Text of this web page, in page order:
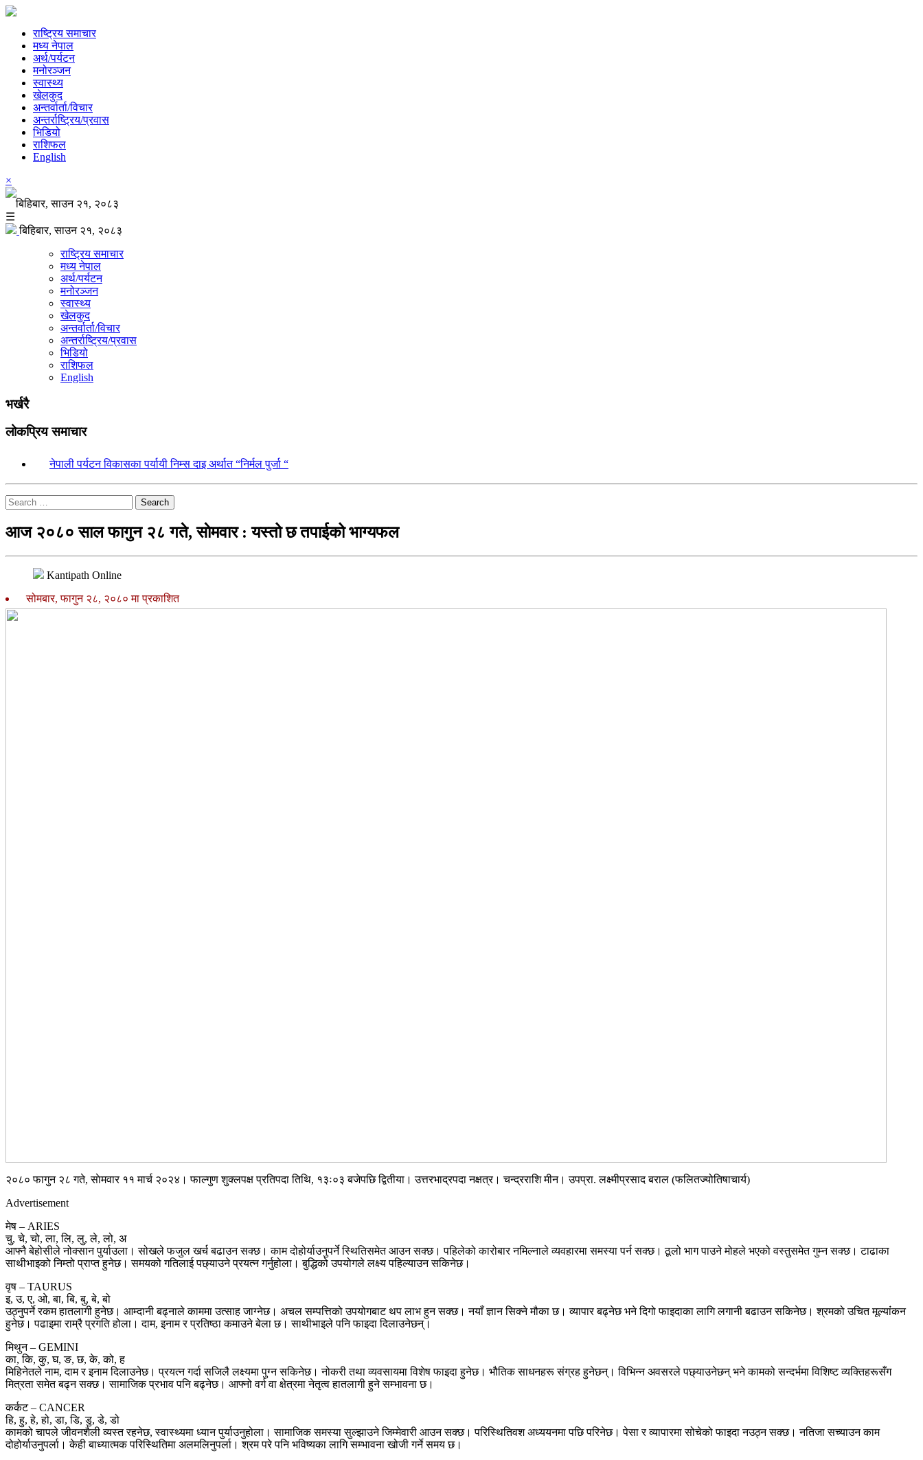
राष्ट्रिय समाचार
मध्य नेपाल
अर्थ/पर्यटन
मनोरञ्जन
स्वास्थ्य
खेलकुद
अन्तर्वार्ता/विचार
अन्तर्राष्ट्रिय/प्रवास
भिडियो
राशिफल
English
×
बिहिबार, साउन २१, २०८३
☰
बिहिबार, साउन २१, २०८३
राष्ट्रिय समाचार
मध्य नेपाल
अर्थ/पर्यटन
मनोरञ्जन
स्वास्थ्य
खेलकुद
अन्तर्वार्ता/विचार
अन्तर्राष्ट्रिय/प्रवास
भिडियो
राशिफल
English
भर्खरै
लोकप्रिय समाचार
नेपाली पर्यटन विकासका पर्यायी निम्स दाइ अर्थात “निर्मल पुर्जा “
Search
आज २०८० साल फागुन २८ गते, साेमवार : यस्तो छ तपाईको भाग्यफल
Kantipath Online
सोमबार, फागुन २८, २०८० मा प्रकाशित
२०८० फागुन २८ गते, साेमवार ११ मार्च २०२४। फाल्गुण शुक्लपक्ष प्रतिपदा तिथि, १३ः०३ बजेपछि द्वितीया। उत्तरभाद्रपदा नक्षत्र। चन्द्रराशि मीन। उपप्रा. लक्ष्मीप्रसाद बराल (फलितज्योतिषाचार्य)
Advertisement
मेष – ARIES
चु, चे, चो, ला, लि, लु, ले, लो, अ
आफ्नै बेहोसीले नोक्सान पुर्याउला। सोखले फजुल खर्च बढाउन सक्छ। काम दोहोर्याउनुपर्ने स्थितिसमेत आउन सक्छ। पहिलेको कारोबार नमिल्नाले व्यवहारमा समस्या पर्न सक्छ। ठूलो भाग पाउने मोहले भएको वस्तुसमेत गुम्न सक्छ। टाढाका
साथीभाइको निम्तो प्राप्त हुनेछ। समयको गतिलाई पछ्याउने प्रयत्न गर्नुहोला। बुद्धिको उपयोगले लक्ष्य पहिल्याउन सकिनेछ।
वृष – TAURUS
इ, उ, ए, ओ, बा, बि, बु, बे, बो
उठ्नुपर्ने रकम हातलागी हुनेछ। आम्दानी बढ्नाले काममा उत्साह जाग्नेछ। अचल सम्पत्तिको उपयोगबाट थप लाभ हुन सक्छ। नयाँ ज्ञान सिक्ने मौका छ। व्यापार बढ्नेछ भने दिगो फाइदाका लागि लगानी बढाउन सकिनेछ। श्रमको उचित मूल्यांंकन
हुनेछ। पढाइमा राम्रै प्रगति होला। दाम, इनाम र प्रतिष्ठा कमाउने बेला छ। साथीभाइले पनि फाइदा दिलाउनेछन्।
मिथुन – GEMINI
का, कि, कु, घ, ङ, छ, के, को, ह
मिहिनेतले नाम, दाम र इनाम दिलाउनेछ। प्रयत्न गर्दा सजिलै लक्ष्यमा पुग्न सकिनेछ। नोकरी तथा व्यवसायमा विशेष फाइदा हुनेछ। भौतिक साधनहरू संग्रह हुनेछन्। विभिन्न अवसरले पछ्याउनेछन् भने कामको सन्दर्भमा विशिष्ट व्यक्तिहरूसँग
मित्रता समेत बढ्न सक्छ। सामाजिक प्रभाव पनि बढ्नेछ। आफ्नो वर्ग वा क्षेत्रमा नेतृत्व हातलागी हुने सम्भावना छ।
कर्कट – CANCER
हि, हु, हे, हो, डा, डि, डु, डे, डो
कामको चापले जीवनशैली व्यस्त रहनेछ, स्वास्थ्यमा ध्यान पुर्याउनुहोला। सामाजिक समस्या सुल्झाउने जिम्मेवारी आउन सक्छ। परिस्थितिवश अध्ययनमा पछि परिनेछ। पेसा र व्यापारमा सोचेको फाइदा नउठ्न सक्छ। नतिजा सच्याउन काम
दोहोर्याउनुपर्ला। केही बाध्यात्मक परिस्थितिमा अलमलिनुपर्ला। श्रम परे पनि भविष्यका लागि सम्भावना खोजी गर्ने समय छ।